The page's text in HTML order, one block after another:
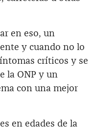
en eso, un
y cuando no lo
críticos y se
la ONP y un
con una mejor
en edades de la